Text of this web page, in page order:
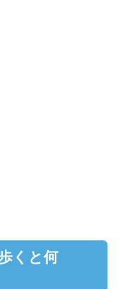
くと何